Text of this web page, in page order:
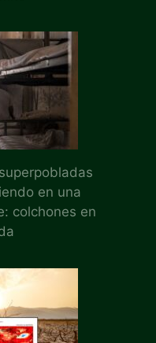
en una
colchones en